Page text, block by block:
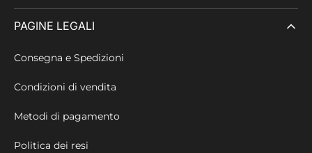
PAGINE LEGALI
Consegna e Spedizioni
Condizioni di vendita
Metodi di pagamento
Politica dei resi